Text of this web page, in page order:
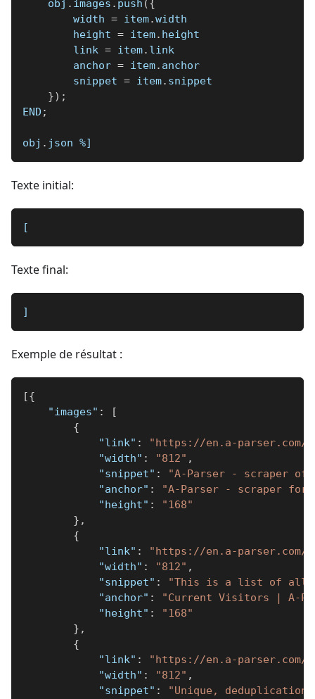
    obj
. images . push ({
        width
= item.width
        height
= item. height
        link
= item. link
        anchor
= item. anchor
        snippet
= item. snippet
}) ;
END ;
obj . json %]
Texte initial:
[
Texte final:
]
Exemple de résultat :
[{
"images" :
[
{
"link" : "https://en.a-parser.com/"
"width" : "812" ,
"snippet" :
"A-Parser - scraper of
"anchor" :
"A-Parser - scraper for
"height" :
"168"
} ,
{
"link" :
"https://en.a-parser.com/
"width" : "812" ,
"snippet" :
"This is a list of all
"anchor" :
"Current Visitors | A-
"height" :
"168"
} ,
{
"link" :
"https://en.a-parser.com/
"width" : "812" ,
"snippet" : "Unique,